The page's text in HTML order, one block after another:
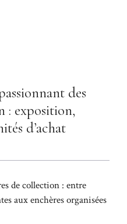
des
: exposition,
d’achat
de collection : entre
aux enchères organisées